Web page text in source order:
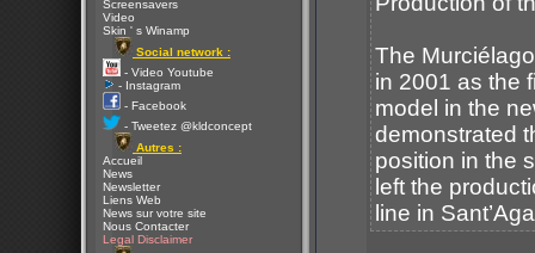
Screensavers
Video
Skin ' s Winamp
Social network :
- Video Youtube
- Instagram
- Facebook
- Tweetez @kldconcept
Autres :
Accueil
News
Newsletter
Liens Web
News sur votre site
Nous Contacter
Legal Disclaimer
The
in 2001 as the
model in the
demonstrated
position in the
left the
line in